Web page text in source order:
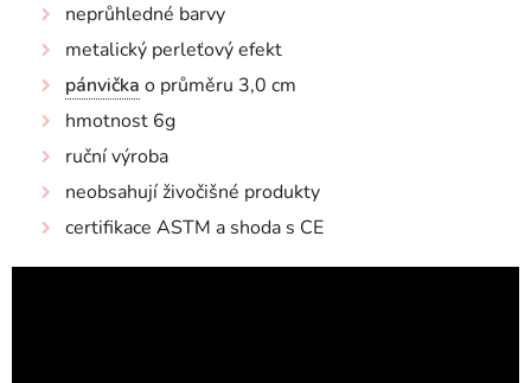
neprůhledné barvy
metalický perleťový efekt
pánvička o průměru 3,0 cm
hmotnost 6g
ruční výroba
neobsahují živočišné produkty
certifikace ASTM a shoda s CE